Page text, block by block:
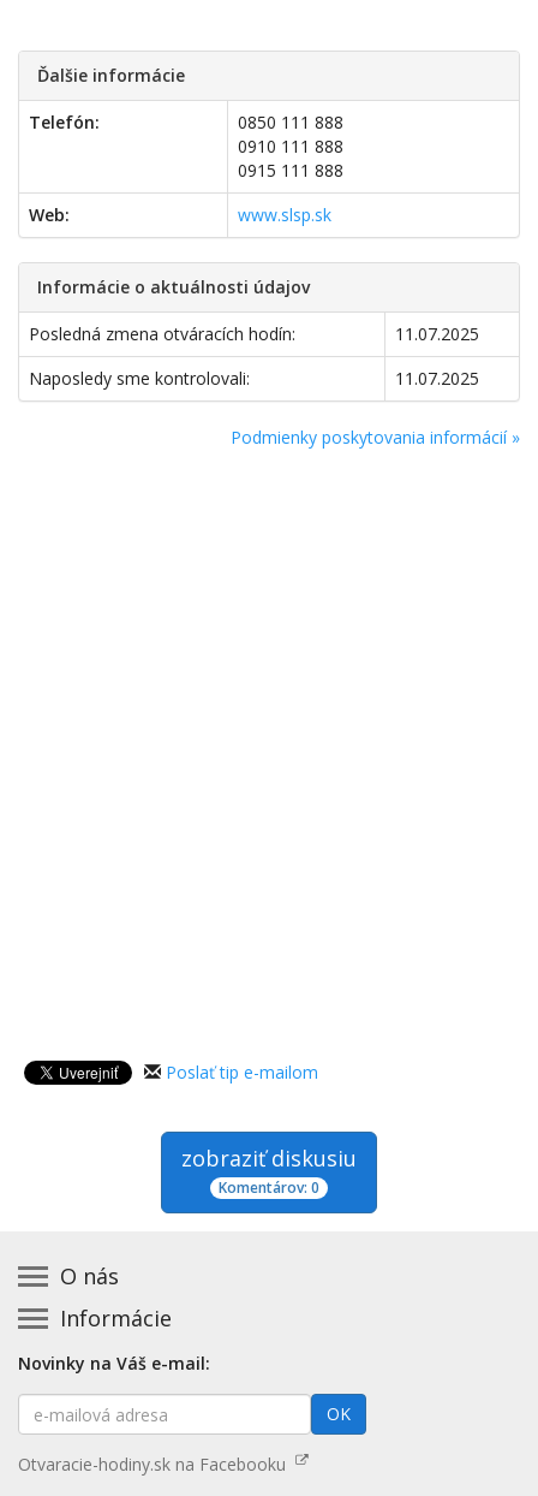
Ďalšie informácie
Telefón:
0850 111 888
0910 111 888
0915 111 888
Web:
www.slsp.sk
Informácie o aktuálnosti údajov
Posledná zmena otváracích hodín:
11.07.2025
Naposledy sme kontrolovali:
11.07.2025
Podmienky poskytovania informácií »
Poslať tip e-mailom
zobraziť diskusiu
Komentárov: 0
O nás
Kontakt na prevádzkovateľa
Zásady používania cookies
Prehlásenie o prístupnosti
Mapa stránok
Informácie
Základná registrácia otváracích hodín zadarmo
Platené služby
Nenašli ste otváracie hodiny? Pošlite nám tip
Aktualizácia otváracích hodín
Novinky na Váš e-mail:
E-
mailová
OK
Otvaracie-hodiny.sk na Facebooku